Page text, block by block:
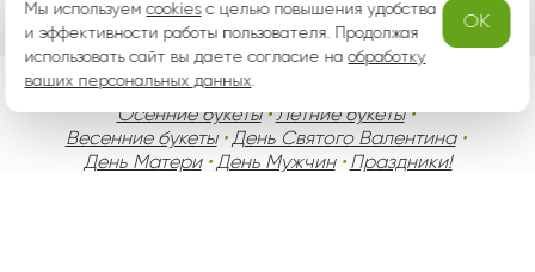
Сладости•VIP букеты
Осенние букеты•Летние букеты•
Весенние букеты•День Святого Валентина•
День Матери•День Мужчин• Праздники!
Мы используемcookiesс целью повышения удобства
и эффективности работы пользователя. Продолжая
использовать сайт вы даете согласие наобработку
ваших персональных данных.
OK